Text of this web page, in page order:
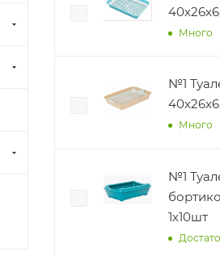
Много
№1
Много
№1
1х10шт